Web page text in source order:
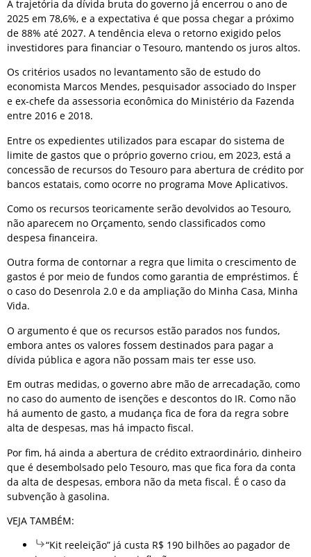
A trajetória da dívida bruta do governo já encerrou o ano de
2025 em 78,6%, e a expectativa é que possa chegar a próximo
de 88% até 2027. A tendência eleva o retorno exigido pelos
investidores para financiar o Tesouro, mantendo os juros altos.
Os critérios usados no levantamento são de estudo do
economista Marcos Mendes, pesquisador associado do Insper
e ex-chefe da assessoria econômica do Ministério da Fazenda
entre 2016 e 2018.
Entre os expedientes utilizados para escapar do sistema de
limite de gastos que o próprio governo criou, em 2023, está a
concessão de recursos do Tesouro para abertura de crédito por
bancos estatais, como ocorre no programa Move Aplicativos.
Como os recursos teoricamente serão devolvidos ao Tesouro,
não aparecem no Orçamento, sendo classificados como
despesa financeira.
Outra forma de contornar a regra que limita o crescimento de
gastos é por meio de fundos como garantia de empréstimos. É
o caso do Desenrola 2.0 e da ampliação do Minha Casa, Minha
Vida.
O argumento é que os recursos estão parados nos fundos,
embora antes os valores fossem destinados para pagar a
dívida pública e agora não possam mais ter esse uso.
Em outras medidas, o governo abre mão de arrecadação, como
no caso do aumento de isenções e descontos do IR. Como não
há aumento de gasto, a mudança fica de fora da regra sobre
alta de despesas, mas há impacto fiscal.
Por fim, há ainda a abertura de crédito extraordinário, dinheiro
que é desembolsado pelo Tesouro, mas que fica fora da conta
da alta de despesas, embora não da meta fiscal. É o caso da
subvenção à gasolina.
VEJA TAMBÉM:
“Kit reeleição” já custa R$ 190 bilhões ao pagador de